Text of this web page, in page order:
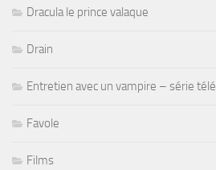
Dracula le prince valaque
Drain
Entretien avec un vampire – série télé
Favole
Films